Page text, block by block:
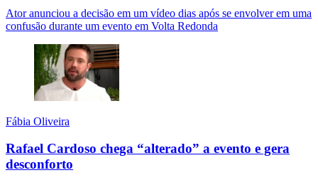
Ator anunciou a decisão em um vídeo dias após se envolver em uma
confusão durante um evento em Volta Redonda
Fábia Oliveira
Rafael Cardoso chega “alterado” a evento e gera
desconforto